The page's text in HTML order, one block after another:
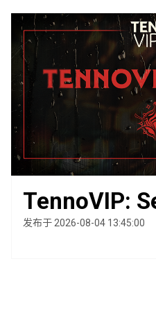
TennoVIP:
发布于 2026-08-04 13:45:00